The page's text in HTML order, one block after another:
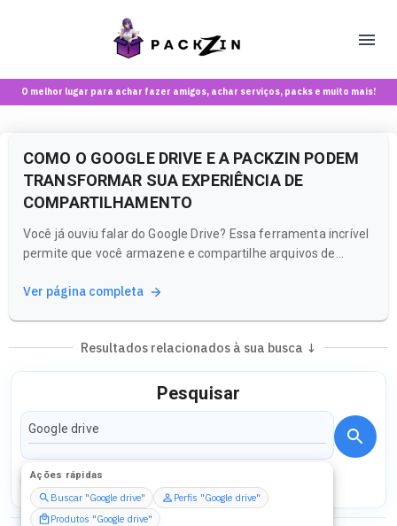
O melhor lugar para achar fazer amigos, achar serviços, packs e muito mais!
COMO O GOOGLE DRIVE E A PACKZIN PODEM
TRANSFORMAR SUA EXPERIÊNCIA DE
COMPARTILHAMENTO
Você já ouviu falar do Google Drive? Essa ferramenta incrível
permite que você armazene e compartilhe arquivos de
mais específicos e voltados para maiores de 18 anos, a
Ver página completa
Resultados relacionados à sua busca ↓
Pesquisar
Ações rápidas
Buscar "Google drive"
Perfis "Google drive"
Produtos "Google drive"
Perfis